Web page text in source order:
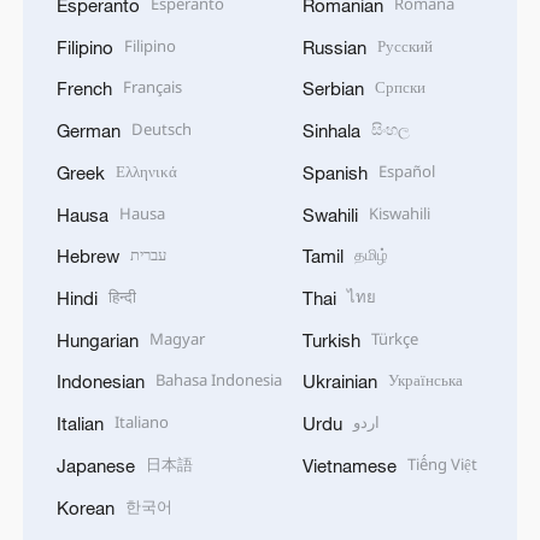
Esperanto
Filipino Filipino
French Français
German Deutsch
Greek Ελληνικά
Hausa Hausa
Hebrew עברית
Hindi हिन्दी
Hungarian Magyar
Indonesian Bahasa Indonesia
Italian Italiano
Japanese 日本語
Korean 한국어
Romanian
Russian Русский
Serbian Српски
Sinhala සිංහල
Spanish Español
Swahili Kiswahili
Tamil தமிழ்
Thai ไทย
Turkish Türkçe
Ukrainian Українська
Urdu اردو
Vietnamese Tiếng Việt